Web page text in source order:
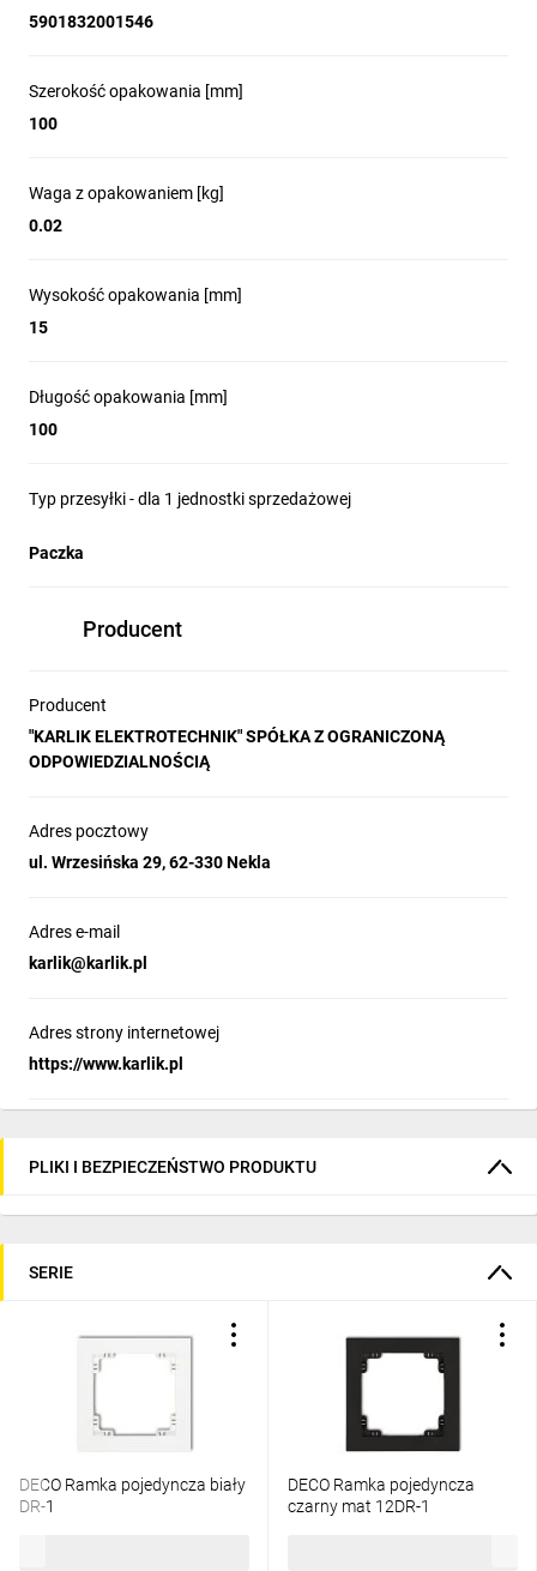
5901832001546
Szerokość opakowania [mm]
100
Waga z opakowaniem [kg]
0.02
Wysokość opakowania [mm]
15
Długość opakowania [mm]
100
Typ przesyłki - dla 1 jednostki sprzedażowej
Paczka
Producent
Producent
"KARLIK ELEKTROTECHNIK" SPÓŁKA Z OGRANICZONĄ
ODPOWIEDZIALNOŚCIĄ
Adres pocztowy
ul. Wrzesińska 29, 62-330 Nekla
Adres e-mail
karlik@karlik.pl
Adres strony internetowej
https://www.karlik.pl
PLIKI I BEZPIECZEŃSTWO PRODUKTU
SERIE
DECO Ramka pojedyncza biały
DR-1
DECO Ramka pojedyncza
czarny mat 12DR-1